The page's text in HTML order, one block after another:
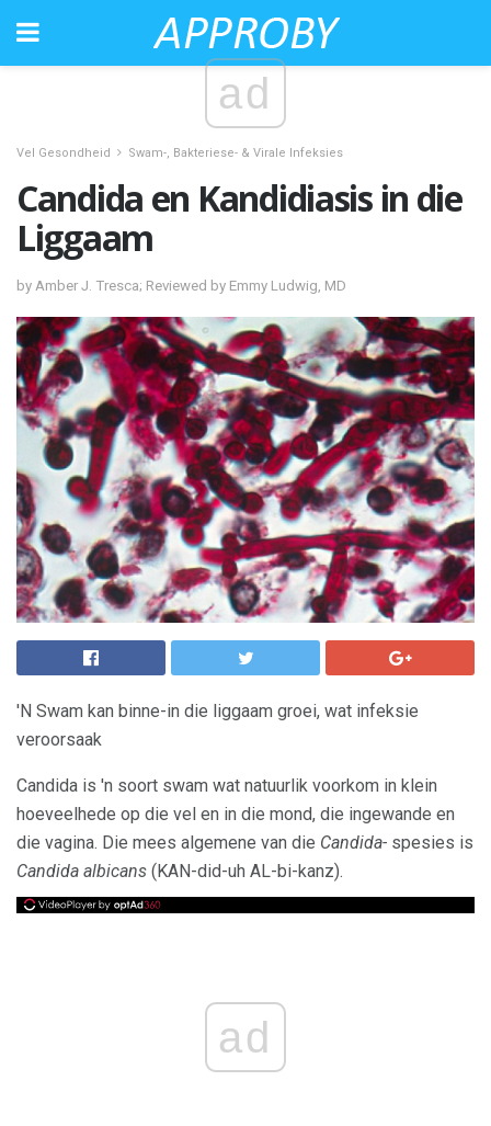
ad
Vel Gesondheid Swam-, Bakteriese- & Virale Infeksies
Candida en Kandidiasis in die
Liggaam
by Amber J. Tresca; Reviewed by Emmy Ludwig, MD
'N Swam kan binne-in die liggaam groei, wat infeksie
veroorsaak
Candida is 'n soort swam wat natuurlik voorkom in klein
hoeveelhede op die vel en in die mond, die ingewande en
die vagina. Die mees algemene van die Candida- spesies is
Candida albicans (KAN-did-uh AL-bi-kanz).
ad